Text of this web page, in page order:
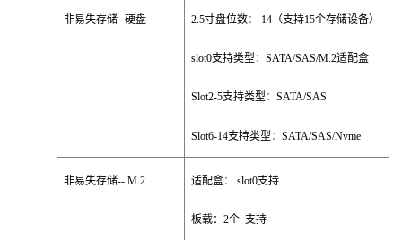
非易失存储--硬盘 2.5寸盘位数： 14 （支持15个存储设备）
slot0支持类型 ：SATA/SAS/M.2适配盒
Slot2-5支持类型 ：SATA/SAS
Slot6-14支持类型 ：SATA/SAS/Nvme
非易失存储-- M.2 适配盒： slot0支持
板载：2个 支持